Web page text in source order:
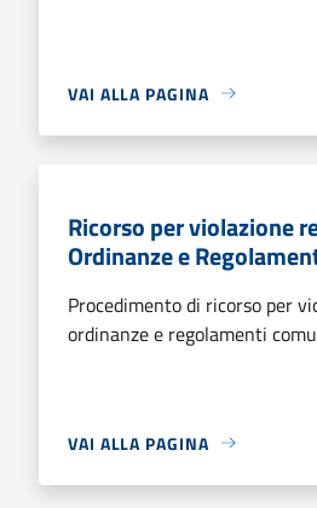
VAI ALLA PAGINA
Ricorso per violazione
Ordinanze e
Procedimento di ricorso per
ordinanze e regolamenti
VAI ALLA PAGINA